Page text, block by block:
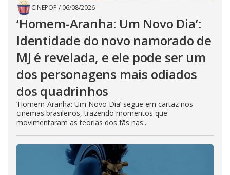
CINEPOP / 06/08/2026
‘Homem-Aranha: Um Novo Dia’:
Identidade do novo namorado de
MJ é revelada, e ele pode ser um
dos personagens mais odiados
dos quadrinhos
‘Homem-Aranha: Um Novo Dia’ segue em cartaz nos
cinemas brasileiros, trazendo momentos que
movimentaram as teorias dos fãs nas...